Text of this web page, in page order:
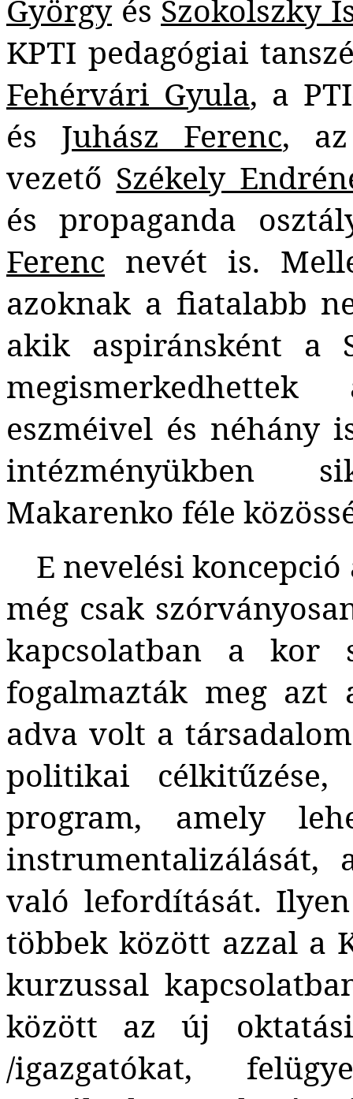
György és Szokolszky
KPTI pedagógiai
Fehérvári Gyula, a
és Juhász Ferenc,
vezető Székely
és propaganda
Ferenc nevét is.
azoknak a fiatalabb
akik aspiránsként a
eszméivel és néhány
intézményükben
Makarenko féle
E nevelési
még csak
kapcsolatban a kor
fogalmazták meg
adva volt a
politikai
program, amely
instrumentalizálását,
való lefordítását.
többek között azzal a
kurzussal
között az új
/igazgatókat,